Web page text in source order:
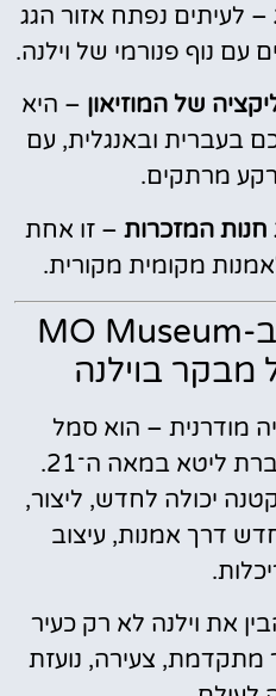
– לעיתים נפתח אזור הגג
עם נוף פנורמי של וילנה.
של המוזיאון – היא
בעברית ובאנגלית, עם
רקע מרתקים.
המזכרות – זו אחת
מקומית מקורית.
💡 למה הביקור ב-MO Museum
מבקר בוילנה
מודרנית – הוא סמל
ליטא במאה ה־21.
יכולה לחדש, ליצור,
דרך אמנות, עיצוב
את וילנה לא רק כעיר
מתקדמת, צעירה, נועזת